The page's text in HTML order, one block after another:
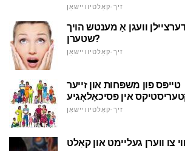
זיך-קאַלטיוויישאַן
וועגן אַ מענטש הויך
שטערן?
זיך-קאַלטיוויישאַן
טייפּס פון משפּחות און זייער
אין פּסיכאָלאָגיע
זיך-קאַלטיוויישאַן